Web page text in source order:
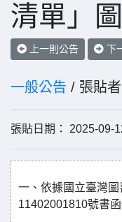
清單」
上一則公告 下
一般公告 / 張貼者
張貼日期： 2025-09-
一、依據國立臺灣
11402001810號書函